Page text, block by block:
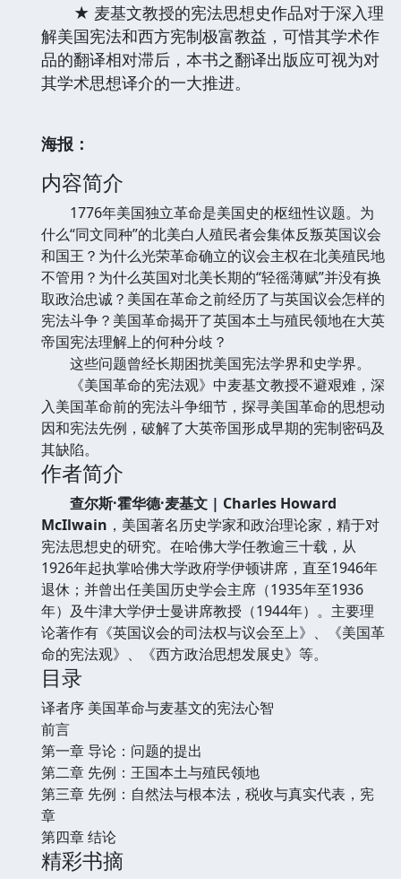
★ 麦基文教授的宪法思想史作品对于深入理
解美国宪法和西方宪制极富教益，可惜其学术作
品的翻译相对滞后，本书之翻译出版应可视为对
其学术思想译介的一大推进。
海报：
内容简介
1776年美国独立革命是美国史的枢纽性议题。为
什么“同文同种”的北美白人殖民者会集体反叛英国议会
和国王？为什么光荣革命确立的议会主权在北美殖民地
不管用？为什么英国对北美长期的“轻徭薄赋”并没有换
取政治忠诚？美国在革命之前经历了与英国议会怎样的
宪法斗争？美国革命揭开了英国本土与殖民领地在大英
帝国宪法理解上的何种分歧？
这些问题曾经长期困扰美国宪法学界和史学界。
《美国革命的宪法观》中麦基文教授不避艰难，深
入美国革命前的宪法斗争细节，探寻美国革命的思想动
因和宪法先例，破解了大英帝国形成早期的宪制密码及
其缺陷。
作者简介
查尔斯·霍华德·麦基文 | Charles Howard
McIlwain ，美国著名历史学家和政治理论家，精于对
宪法思想史的研究。在哈佛大学任教逾三十载，从
1926年起执掌哈佛大学政府学伊顿讲席，直至1946年
退休；并曾出任美国历史学会主席（1935年至1936
年）及牛津大学伊士曼讲席教授（1944年）。主要理
论著作有《英国议会的司法权与议会至上》、《美国革
命的宪法观》、《西方政治思想发展史》等。
目录
译者序 美国革命与麦基文的宪法心智
前言
第一章 导论：问题的提出
第二章 先例：王国本土与殖民领地
第三章 先例：自然法与根本法，税收与真实代表，宪
章
第四章 结论
精彩书摘